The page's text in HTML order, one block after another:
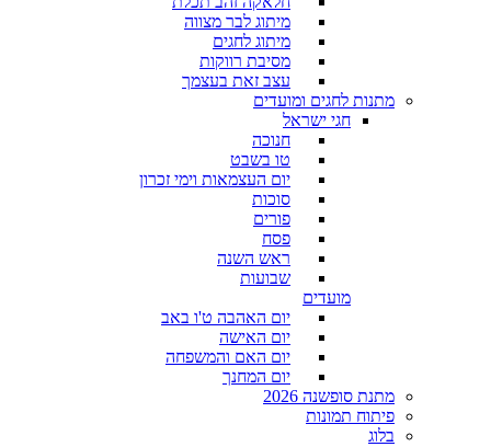
מיתוג לבר מצווה
מיתוג לחגים
מסיבת רווקות
עצב זאת בעצמך
מתנות לחגים ומועדים
חגי ישראל
חנוכה
טו בשבט
יום העצמאות וימי זכרון
סוכות
פורים
פסח
ראש השנה
שבועות
מועדים
יום האהבה ט'ו באב
יום האישה
יום האם והמשפחה
יום המחנך
מתנת סופשנה 2026
פיתוח תמונות
בלוג